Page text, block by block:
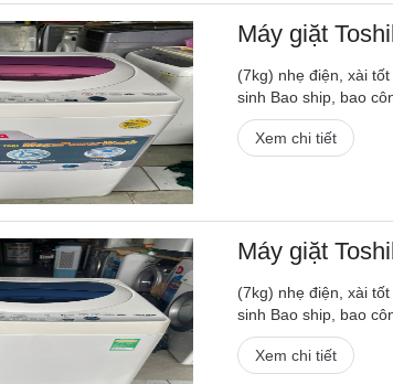
Máy giặt
(7kg) nhẹ điện, xài
sinh Bao ship, bao
Xem chi tiết
Máy giặt
(7kg) nhẹ điện, xài
sinh Bao ship, bao
Xem chi tiết